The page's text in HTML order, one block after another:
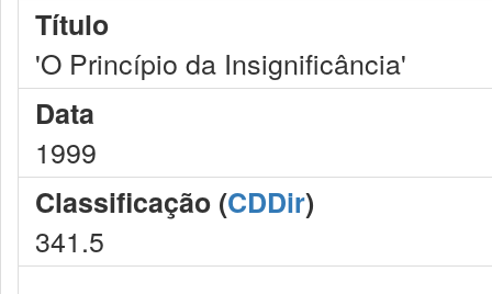
Título
'O Princípio da Insignificância'
Data
1999
Classificação (CDDir)
341.5